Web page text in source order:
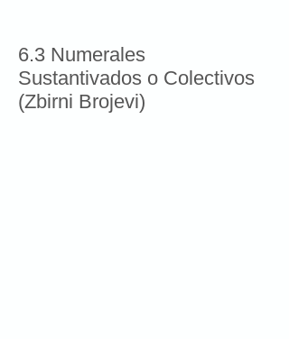
6.3 Numerales
Sustantivados o Colectivos
(Zbirni Brojevi)